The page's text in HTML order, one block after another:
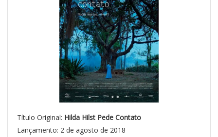
Título Original: Hilda Hilst Pede Contato
Lançamento: 2 de agosto de 2018